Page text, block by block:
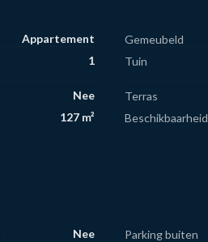
Appartement Gemeubeld
1 Tuin
Nee Terras
127 m² Beschikbaarheid
Nee Parking buiten